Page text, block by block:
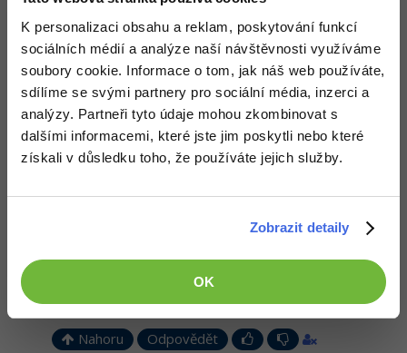
K personalizaci obsahu a reklam, poskytování funkcí
sociálních médií a analýze naší návštěvnosti využíváme
soubory cookie. Informace o tom, jak náš web používáte,
sdílíme se svými partnery pro sociální média, inzerci a
analýzy. Partneři tyto údaje mohou zkombinovat s
dalšími informacemi, které jste jim poskytli nebo které
získali v důsledku toho, že používáte jejich služby.
Zobrazit detaily
OK
Nahoru Odpovědět
Odpovídá na Kit
Neaktivní uživatel : 3.7.2012 20:48
kdybych chtěl hodnocení webu tak to dám do kritiky,jenže já to
Nahoru Odpovědět
3.7.2012 20:52
Pokud nemáš dobrý důvod k tomu dělat něco špatně, tak dej
přednost správnému řešení a jak ti Kit již několikrát pokynul,
použij databázi. Ušetříš se mnohým trablím a zjistíš, že práce s ní
je velmi jednoduchá a efektivní
Nahoru Odpovědět